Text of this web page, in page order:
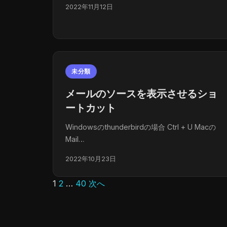
2022年11月12日
未分類
メールのソースを表示させるショ
ートカット
Windowsのthunderbirdの場合 Ctrl + U Macの
Mail…
2022年10月23日
投
1 2 … 40 次へ